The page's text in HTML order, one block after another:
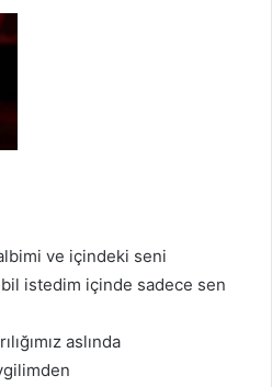
ve içindeki seni
istedim içinde sadece sen
aslında